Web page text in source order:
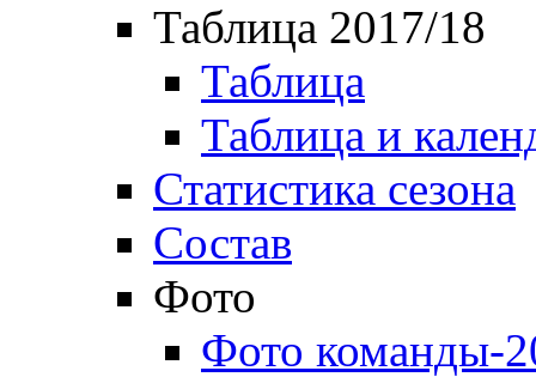
Таблица 2017/18
Таблица
Таблица и
Статистика сезона
Состав
Фото
Фото команды-